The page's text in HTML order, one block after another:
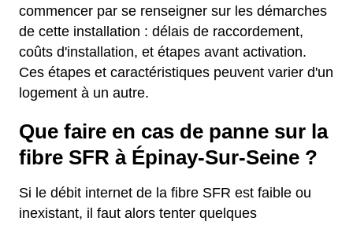
commencer par se renseigner sur les démarches
de cette installation : délais de raccordement,
coûts d'installation, et étapes avant activation.
Ces étapes et caractéristiques peuvent varier d'un
logement à un autre.
Que faire en cas de panne sur la
fibre SFR à Épinay-Sur-Seine ?
Si le débit internet de la fibre SFR est faible ou
inexistant, il faut alors tenter quelques